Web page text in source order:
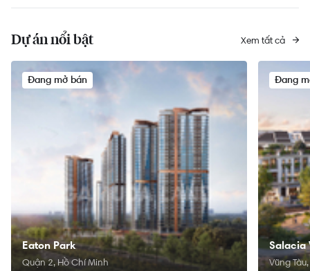
Dự án nổi bật Xem tất cả
Đang mở bán
Eaton Park
Quận 2, Hồ Chí Minh
Đang
Salacia
Vũng